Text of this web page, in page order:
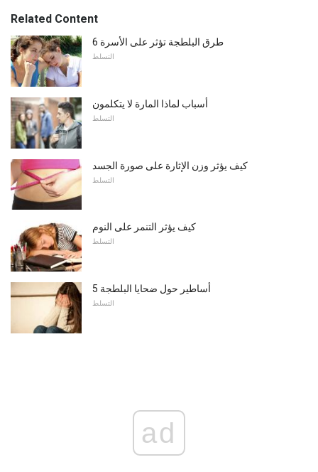
Related Content
6 طرق البلطجة تؤثر على الأسرة
التسلط
أسباب لماذا المارة لا يتكلمون
التسلط
كيف يؤثر وزن الإثارة على صورة الجسد
التسلط
كيف يؤثر التنمر على النوم
التسلط
5 أساطير حول ضحايا البلطجة
التسلط
ad